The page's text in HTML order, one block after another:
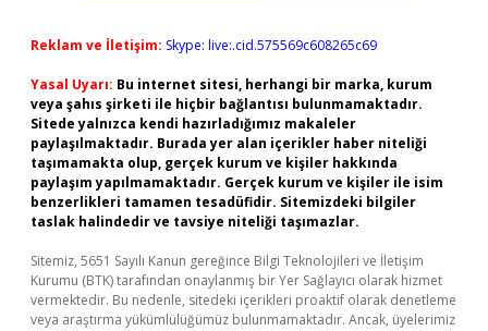
Reklam ve İletişim: Skype: live:.cid.575569c608265c69
Yasal Uyarı: Bu internet sitesi, herhangi bir marka, kurum
veya şahıs şirketi ile hiçbir bağlantısı bulunmamaktadır.
Sitede yalnızca kendi hazırladığımız makaleler
paylaşılmaktadır. Burada yer alan içerikler haber niteliği
taşımamakta olup, gerçek kurum ve kişiler hakkında
paylaşım yapılmamaktadır. Gerçek kurum ve kişiler ile isim
benzerlikleri tamamen tesadüfidir. Sitemizdeki bilgiler
taslak halindedir ve tavsiye niteliği taşımazlar.
Sitemiz, 5651 Sayılı Kanun gereğince Bilgi Teknolojileri ve İletişim
Kurumu (BTK) tarafından onaylanmış bir Yer Sağlayıcı olarak hizmet
vermektedir. Bu nedenle, sitedeki içerikleri proaktif olarak denetleme
veya araştırma yükümlülüğümüz bulunmamaktadır. Ancak, üyelerimiz